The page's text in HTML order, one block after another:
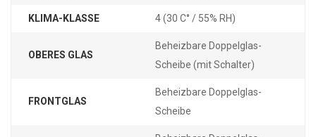
KLIMA-KLASSE 4 (30 C° / 55% RH)
OBERES GLAS
Beheizbare Doppelglas-
Scheibe (mit Schalter)
FRONTGLAS
Beheizbare Doppelglas-
Scheibe